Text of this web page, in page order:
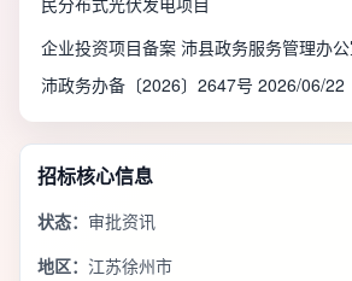
企业投资项目备案 沛县政务服务管理办
沛政务办备〔2026〕2647号 2026/06/22
招标核心信息
状态： 审批资讯
地区： 江苏徐州市